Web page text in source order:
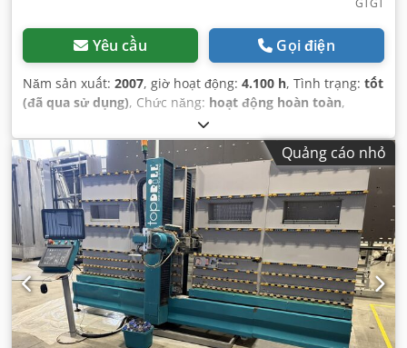
GTGT
Yêu cầu Gọi điện
Năm sản xuất: 2007, giờ hoạt động: 4.100 h, Tình trạng: tốt
(đã qua sử dụng), Chức năng: hoạt động hoàn toàn,
Quảng cáo nhỏ